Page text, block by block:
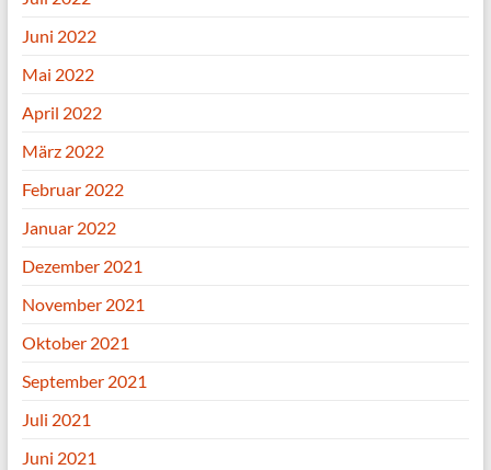
Juni 2022
Mai 2022
April 2022
März 2022
Februar 2022
Januar 2022
Dezember 2021
November 2021
Oktober 2021
September 2021
Juli 2021
Juni 2021